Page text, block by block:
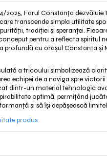
2025, Farul Constanța dezvăluie
transcende simpla utilitate
tradiției și speranței.
pentru a reflecta spiritul
profundă cu orașul Constanța și
a tricoului simbolizează
echipei de a naviga spre
dintr-un material tehnologic
optimă, permițând
și să își depășească
produs